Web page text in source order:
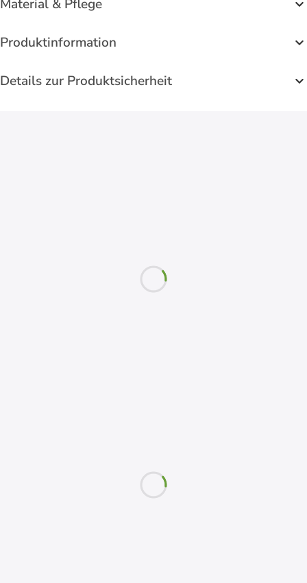
Material & Pflege
Produktinformation
Details zur Produktsicherheit